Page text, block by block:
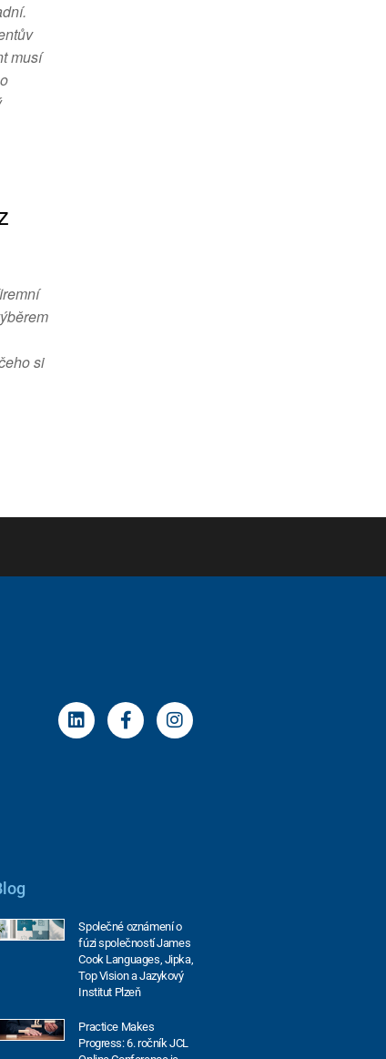
musí
si
Společné oznámení o
fúzi společností James
Cook Languages, Jipka,
Top Vision a Jazykový
Institut Plzeň
Practice Makes
Progress: 6. ročník JCL